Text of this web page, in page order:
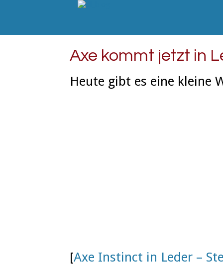
Axe kommt jetzt in
Heute gibt es eine kleine
[Axe Instinct in Leder –